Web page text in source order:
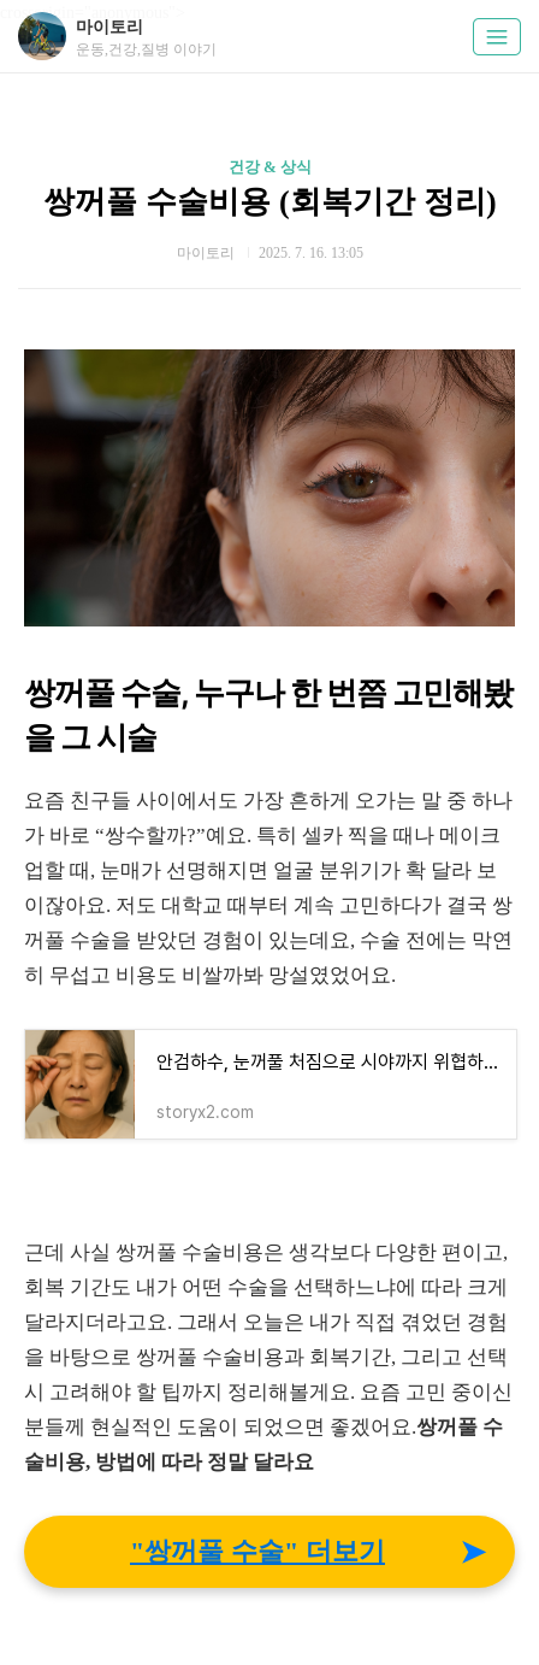
crossorigin="anonymous">
마이토리
운동,건강,질병 이야기
건강 & 상식
쌍꺼풀 수술비용 (회복기간 정리)
마이토리 2025. 7. 16. 13:05
쌍꺼풀 수술, 누구나 한 번쯤 고민해봤
을 그 시술
요즘 친구들 사이에서도 가장 흔하게 오가는 말 중 하나
가 바로 “쌍수할까?”예요. 특히 셀카 찍을 때나 메이크
업할 때, 눈매가 선명해지면 얼굴 분위기가 확 달라 보
이잖아요. 저도 대학교 때부터 계속 고민하다가 결국 쌍
꺼풀 수술을 받았던 경험이 있는데요, 수술 전에는 막연
히 무섭고 비용도 비쌀까봐 망설였었어요.
안검하수, 눈꺼풀 처짐으로 시야까지 위협하는 질환
storyx2.com
근데 사실 쌍꺼풀 수술비용은 생각보다 다양한 편이고,
회복 기간도 내가 어떤 수술을 선택하느냐에 따라 크게
달라지더라고요. 그래서 오늘은 내가 직접 겪었던 경험
을 바탕으로 쌍꺼풀 수술비용과 회복기간, 그리고 선택
시 고려해야 할 팁까지 정리해볼게요. 요즘 고민 중이신
분들께 현실적인 도움이 되었으면 좋겠어요.쌍꺼풀 수
술비용, 방법에 따라 정말 달라요
"쌍꺼풀 수술" 더보기 ➤